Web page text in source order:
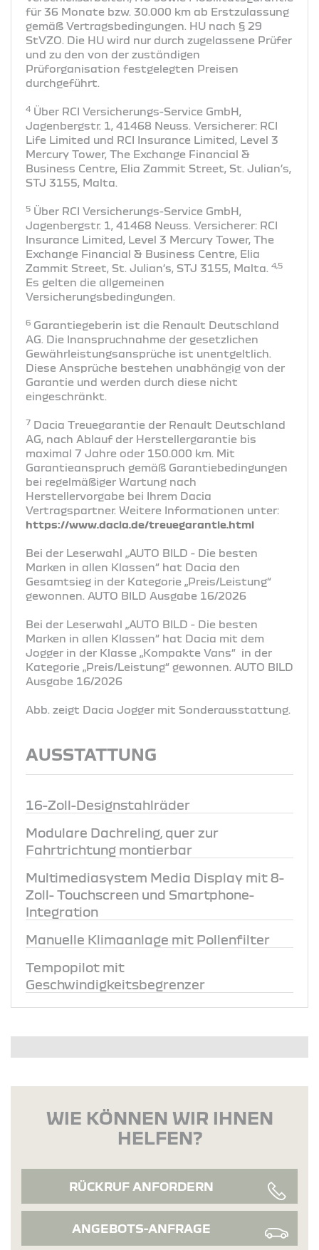
für 36 Monate bzw. 30.000 km ab Erstzulassung
gemäß Vertragsbedingungen. HU nach § 29
StVZO. Die HU wird nur durch zugelassene Prüfer
und zu den von der zuständigen
Prüforganisation festgelegten Preisen
durchgeführt.
4 Über RCI Versicherungs-Service GmbH,
Jagenbergstr. 1, 41468 Neuss. Versicherer: RCI
Life Limited und RCI Insurance Limited, Level 3
Mercury Tower, The Exchange Financial &
Business Centre, Elia Zammit Street, St. Julian’s,
STJ 3155, Malta.
5 Über RCI Versicherungs-Service GmbH,
Jagenbergstr. 1, 41468 Neuss. Versicherer: RCI
Insurance Limited, Level 3 Mercury Tower, The
Exchange Financial & Business Centre, Elia
Zammit Street, St. Julian’s, STJ 3155, Malta.
4,5
Es gelten die allgemeinen
Versicherungsbedingungen.
6 Garantiegeberin ist die Renault Deutschland
AG. Die Inanspruchnahme der gesetzlichen
Gewährleistungsansprüche ist unentgeltlich.
Diese Ansprüche bestehen unabhängig von der
Garantie und werden durch diese nicht
eingeschränkt.
7 Dacia Treuegarantie der Renault Deutschland
AG, nach Ablauf der Herstellergarantie bis
maximal 7 Jahre oder 150.000 km. Mit
Garantieanspruch gemäß Garantiebedingungen
bei regelmäßiger Wartung nach
Herstellervorgabe bei Ihrem Dacia
Vertragspartner. Weitere Informationen unter:
https://www.dacia.de/treuegarantie.html
Bei der Leserwahl „AUTO BILD - Die besten
Marken in allen Klassen“ hat Dacia den
Gesamtsieg in der Kategorie „Preis/Leistung“
gewonnen. AUTO BILD Ausgabe 16/2026
Bei der Leserwahl „AUTO BILD - Die besten
Marken in allen Klassen“ hat Dacia mit dem
Jogger in der Klasse „Kompakte Vans“ in der
Kategorie „Preis/Leistung“ gewonnen. AUTO BILD
Ausgabe 16/2026
Abb. zeigt Dacia Jogger mit Sonderausstattung.
AUSSTATTUNG
16-Zoll-Designstahlräder
Modulare Dachreling, quer zur
Fahrtrichtung montierbar
Multimediasystem Media Display mit 8-
Zoll- Touchscreen und Smartphone-
Integration
Manuelle Klimaanlage mit Pollenfilter
Tempopilot mit
Geschwindigkeitsbegrenzer
WIE KÖNNEN WIR IHNEN
HELFEN?
RÜCKRUF ANFORDERN
ANGEBOTS-ANFRAGE